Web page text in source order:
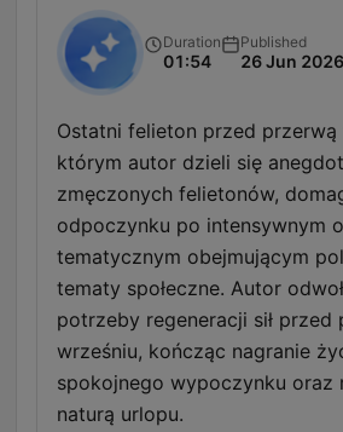
Duration
01:54
Published
26 Jun 2026
Ostatni felieton przed przerwą
którym autor dzieli się
zmęczonych felietonów,
odpoczynku po intensywnym
tematycznym obejmującym
tematy społeczne. Autor
potrzeby regeneracji sił przed
wrześniu, kończąc nagranie
spokojnego wypoczynku oraz
naturą urlopu.